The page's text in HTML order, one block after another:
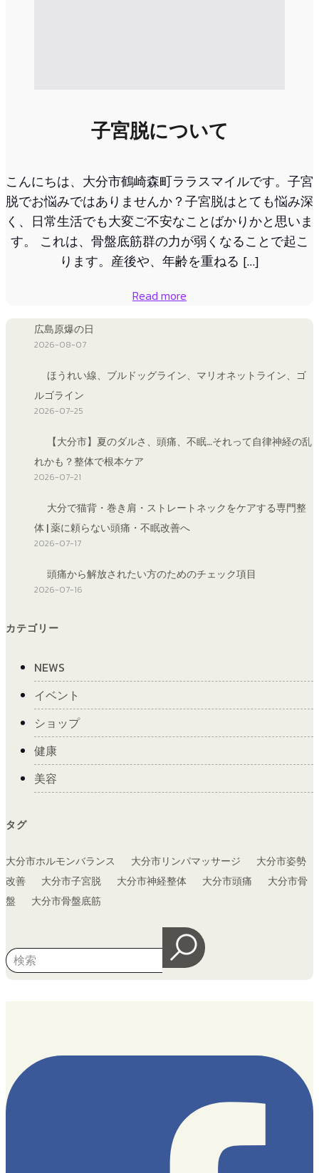
子宮脱について
こんにちは、大分市鶴崎森町ララスマイルです。子宮
脱でお悩みではありませんか？子宮脱はとても悩み深
く、日常生活でも大変ご不安なことばかりかと思いま
す。 これは、骨盤底筋群の力が弱くなることで起こ
ります。産後や、年齢を重ねる […]
Read more
広島原爆の日
2026-08-07
ほうれい線、ブルドッグライン、マリオネットライン、ゴ
ルゴライン
2026-07-25
【大分市】夏のダルさ、頭痛、不眠…それって自律神経の乱
れかも？整体で根本ケア
2026-07-21
大分で猫背・巻き肩・ストレートネックをケアする専門整
体 | 薬に頼らない頭痛・不眠改善へ
2026-07-17
頭痛から解放されたい方のためのチェック項目
2026-07-16
カテゴリー
NEWS
イベント
ショップ
健康
美容
タグ
大分市ホルモンバランス 大分市リンパマッサージ
大分市姿勢
改善
大分市子宮脱 大分市神経整体 大分市頭痛
大分市骨
盤
大分市骨盤底筋